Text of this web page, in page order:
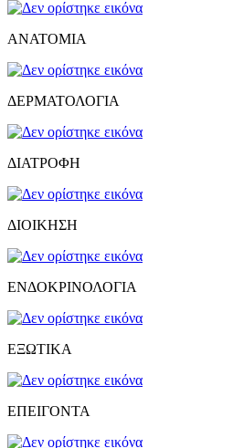
ΑΝΑΤΟΜΙΑ
ΔΕΡΜΑΤΟΛΟΓΙΑ
ΔΙΑΤΡΟΦΗ
ΔΙΟΙΚΗΣΗ
ΕΝΔΟΚΡΙΝΟΛΟΓΙΑ
ΕΞΩΤΙΚΑ
ΕΠΕΙΓΟΝΤΑ